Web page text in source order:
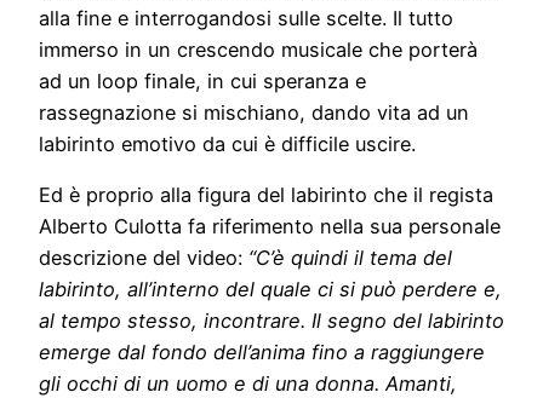
alla fine e interrogandosi sulle scelte. Il tutto
immerso in un crescendo musicale che porterà
ad un loop finale, in cui speranza e
rassegnazione si mischiano, dando vita ad un
labirinto emotivo da cui è difficile uscire.
Ed è proprio alla figura del labirinto che il regista
Alberto Culotta fa riferimento nella sua personale
descrizione del video: “C’è quindi il tema del
labirinto, all’interno del quale ci si può perdere e,
al tempo stesso, incontrare. Il segno del labirinto
emerge dal fondo dell’anima fino a raggiungere
gli occhi di un uomo e di una donna. Amanti,